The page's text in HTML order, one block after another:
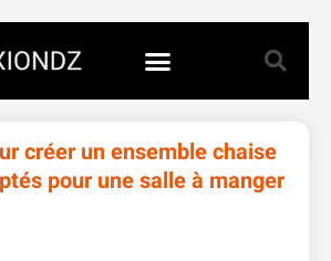
créer un ensemble chaise
pour une salle à manger